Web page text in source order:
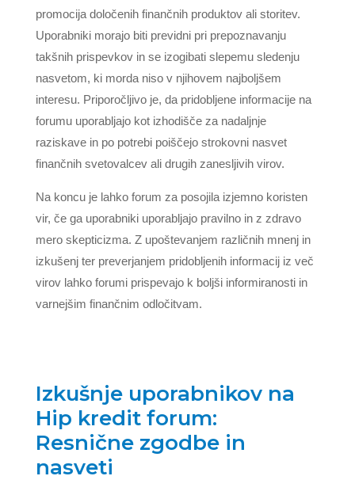
promocija določenih finančnih produktov ali storitev.
Uporabniki morajo biti previdni pri prepoznavanju
takšnih prispevkov in se izogibati slepemu sledenju
nasvetom, ki morda niso v njihovem najboljšem
interesu. Priporočljivo je, da pridobljene informacije na
forumu uporabljajo kot izhodišče za nadaljnje
raziskave in po potrebi poiščejo strokovni nasvet
finančnih svetovalcev ali drugih zanesljivih virov.
Na koncu je lahko forum za posojila izjemno koristen
vir, če ga uporabniki uporabljajo pravilno in z zdravo
mero skepticizma. Z upoštevanjem različnih mnenj in
izkušenj ter preverjanjem pridobljenih informacij iz več
virov lahko forumi prispevajo k boljši informiranosti in
varnejšim finančnim odločitvam.
Izkušnje uporabnikov na
Hip kredit forum:
Resnične zgodbe in
nasveti